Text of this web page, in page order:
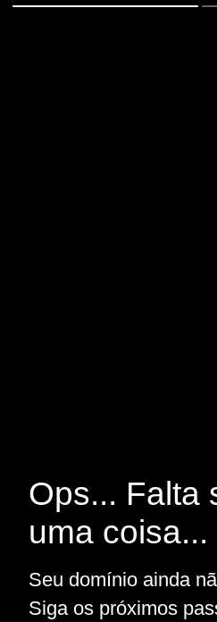
Ops... Falta
uma coisa...
Seu domínio ainda
Siga os próximos